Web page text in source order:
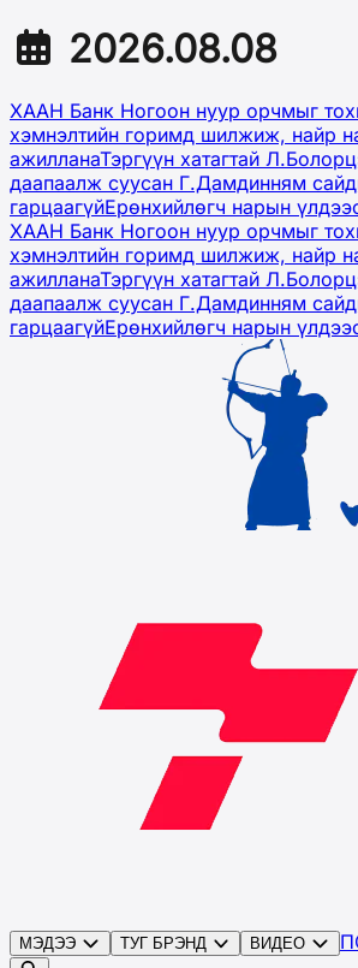
2026.08.08
ХААН Банк Ногоон нуур орчмыг
хэмнэлтийн горимд шилжиж, найр
ажилланаТэргүүн хатагтай
даапаалж суусан Г.Дамдинням
гарцаагүйЕрөнхийлөгч нарын
ХААН Банк Ногоон нуур орчмыг
хэмнэлтийн горимд шилжиж, найр
ажилланаТэргүүн хатагтай
даапаалж суусан Г.Дамдинням
гарцаагүйЕрөнхийлөгч нарын
МЭДЭЭ ТУГ БРЭНД ВИДЕО